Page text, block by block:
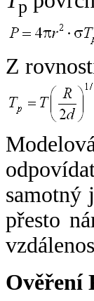
p
Z
samotný
přesto
Ověření